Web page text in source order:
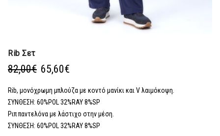
Rib Σετ
82,00€ Original
was:
82,00€.
65,60€
τιμή
είναι:
65,60€.
Rib, μονόχρωμη μπλούζα με κοντό μανίκι και V λαιμόκοψη.
ΣΥΝΘΕΣΗ: 60%POL 32%RAY 8%SP
Ριπ παντελόνα με λάστιχο στην μέση.
ΣΥΝΘΕΣΗ: 60%POL 32%RAY 8%SP